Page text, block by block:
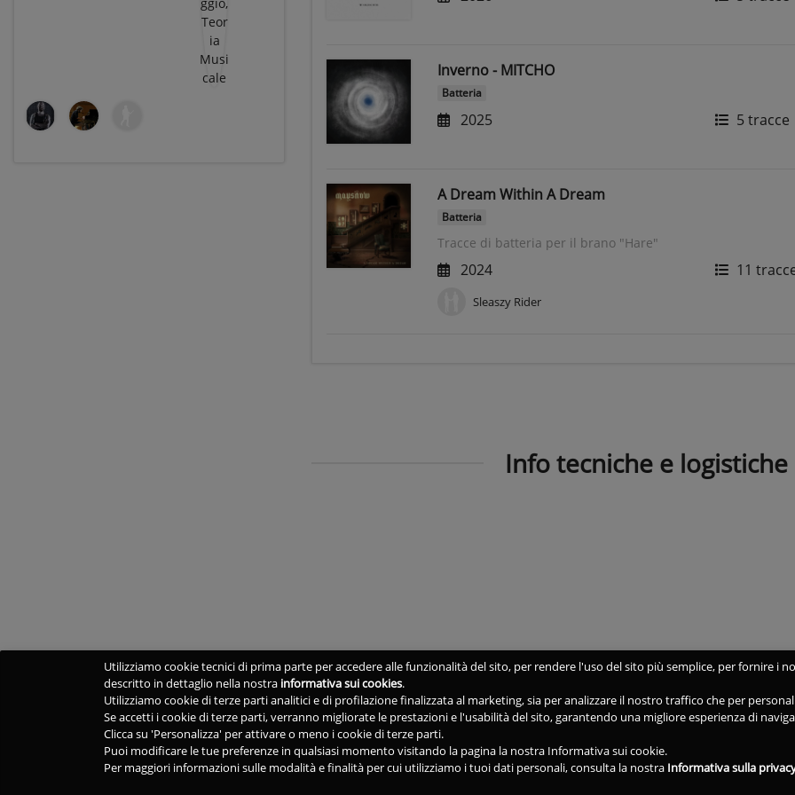
Inverno - MITCHO
Batteria
2025 5 tracce
A Dream Within A Dream
Batteria
Tracce di batteria per il brano "Hare"
2024 11
Sleaszy Rider
Info tecniche e logistiche
Utilizziamo cookie tecnici di prima parte per accedere alle funzionalità del sito, per rendere l'uso del sito più semplice, per fornire i
descritto in dettaglio nella nostra informativa sui cookies.
Utilizziamo cookie di terze parti analitici e di profilazione finalizzata al marketing, sia per analizzare il nostro traffico che per
Se accetti i cookie di terze parti, verranno migliorate le prestazioni e l'usabilità del sito, garantendo una migliore esperienza di
Clicca su 'Personalizza' per attivare o meno i cookie di terze parti.
Puoi modificare le tue preferenze in qualsiasi momento visitando la pagina la nostra Informativa sui cookie.
Per maggiori informazioni sulle modalità e finalità per cui utilizziamo i tuoi dati personali, consulta la nostra Informativa sulla